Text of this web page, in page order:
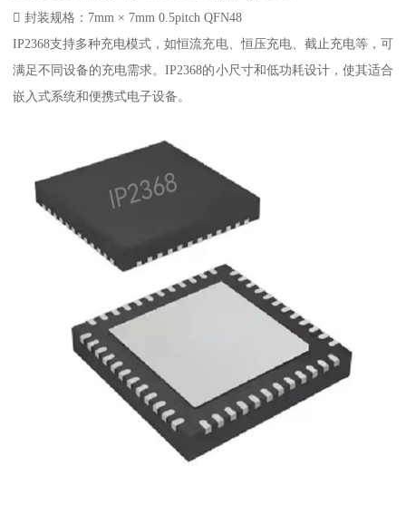
 封装规格：7mm × 7mm 0.5pitch QFN48
IP2368支持多种充电模式，如恒流充电、恒压充电、截止充电等，可
满足不同设备的充电需求。IP2368的小尺寸和低功耗设计，使其适合
嵌入式系统和便携式电子设备。